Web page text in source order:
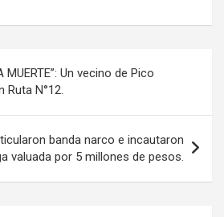
MUERTE”: Un vecino de Pico
Ruta N°12.
banda narco e incautaron
valuada por 5 millones de pesos.